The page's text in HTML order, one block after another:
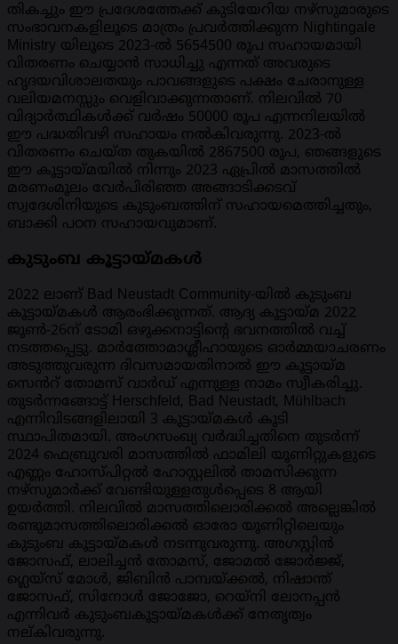
തികച്ചും ഈ പ്രദേശത്തേക്ക് കുടിയേറിയ നഴ്സുമാരുടെ
സംഭാവനകളിലൂടെ മാത്രം പ്രവർത്തിക്കുന്ന Nightingale
Ministry യിലൂടെ 2023-ൽ 5654500 രൂപ സഹായമായി
വിതരണം ചെയ്യാൻ സാധിച്ചു എന്നത് അവരുടെ
ഹൃദയവിശാലതയും പാവങ്ങളുടെ പക്ഷം ചേരാനുള്ള
വലിയമനസ്സും വെളിവാക്കുന്നതാണ്. നിലവിൽ 70
വിദ്യാർത്ഥികൾക്ക് വർഷം 50000 രൂപ എന്നനിലയിൽ
ഈ പദ്ധതിവഴി സഹായം നൽകിവരുന്നു. 2023-ൽ
വിതരണം ചെയ്ത തുകയിൽ 2867500 രൂപ, ഞങ്ങളുടെ
ഈ കൂട്ടായ്മയിൽ നിന്നും 2023 ഏപ്രിൽ മാസത്തിൽ
മരണംമൂലം വേർപിരിഞ്ഞ അങ്ങാടിക്കടവ്
സ്വദേശിനിയുടെ കുടുംബത്തിന് സഹായമെത്തിച്ചതും,
ബാക്കി പഠന സഹായവുമാണ്.
കുടുംബ കൂട്ടായ്മകൾ
2022 ലാണ് Bad Neustadt Community-യിൽ കുടുംബ
കൂട്ടായ്മകൾ ആരംഭിക്കുന്നത്. ആദ്യ കൂട്ടായ്മ 2022
ജൂൺ-26ന് ടോമി ഒഴുക്കനാട്ടിന്റെ ഭവനത്തിൽ വച്ച്
നടത്തപ്പെട്ടു. മാർത്തോമാശ്ലീഹായുടെ ഓർമ്മയാചരണം
അടുത്തുവരുന്ന ദിവസമായതിനാൽ ഈ കൂട്ടായ്മ
സെൻറ് തോമസ് വാർഡ് എന്നുള്ള നാമം സ്വീകരിച്ചു.
തുടർന്നങ്ങോട്ട് Herschfeld, Bad Neustadt, Mühlbach
എന്നിവിടങ്ങളിലായി 3 കൂട്ടായ്മകൾ കൂടി
സ്ഥാപിതമായി. അംഗസംഖ്യ വർദ്ധിച്ചതിനെ തുടർന്ന്
2024 ഫെബ്രുവരി മാസത്തിൽ ഫാമിലി യൂണിറ്റുകളുടെ
എണ്ണം ഹോസ്പിറ്റൽ ഹോസ്റ്റലിൽ താമസിക്കുന്ന
നഴ്സുമാർക്ക് വേണ്ടിയുള്ളതുൾപ്പെടെ 8 ആയി
ഉയർത്തി. നിലവിൽ മാസത്തിലൊരിക്കൽ അല്ലെങ്കിൽ
രണ്ടുമാസത്തിലൊരിക്കൽ ഓരോ യൂണിറ്റിലെയും
കുടുംബ കൂട്ടായ്മകൾ നടന്നുവരുന്നു. അഗസ്റ്റിൻ
ജോസഫ്, ലാലിച്ചൻ തോമസ്, ജോമൽ ജോർജ്ജ്,
ഗ്ലെയ്‌സ് മോൾ, ജിബിൻ പാമ്പയ്‌ക്കൽ, നിഷാന്ത്
ജോസഫ്, സിനോൾ ജോജോ, റെയ്നി ലോനപ്പൻ
എന്നിവർ കുടുംബകൂട്ടായ്മകൾക്ക് നേതൃത്വം
നല്കിവരുന്നു.